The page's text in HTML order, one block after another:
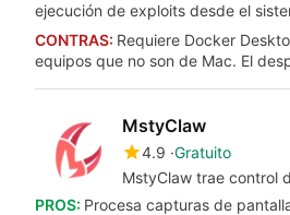
ejecución de exploits desde el
CONTRAS: Requiere Docker
equipos que no son de Mac. El
MstyClaw
4.9 Gratuito
MstyClaw trae control
PROS: Procesa capturas de